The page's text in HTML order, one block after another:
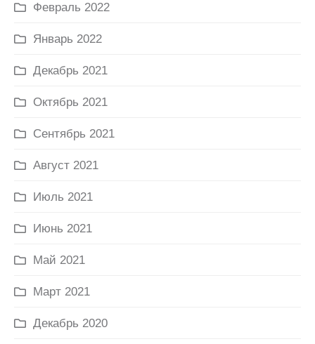
Февраль 2022
Январь 2022
Декабрь 2021
Октябрь 2021
Сентябрь 2021
Август 2021
Июль 2021
Июнь 2021
Май 2021
Март 2021
Декабрь 2020